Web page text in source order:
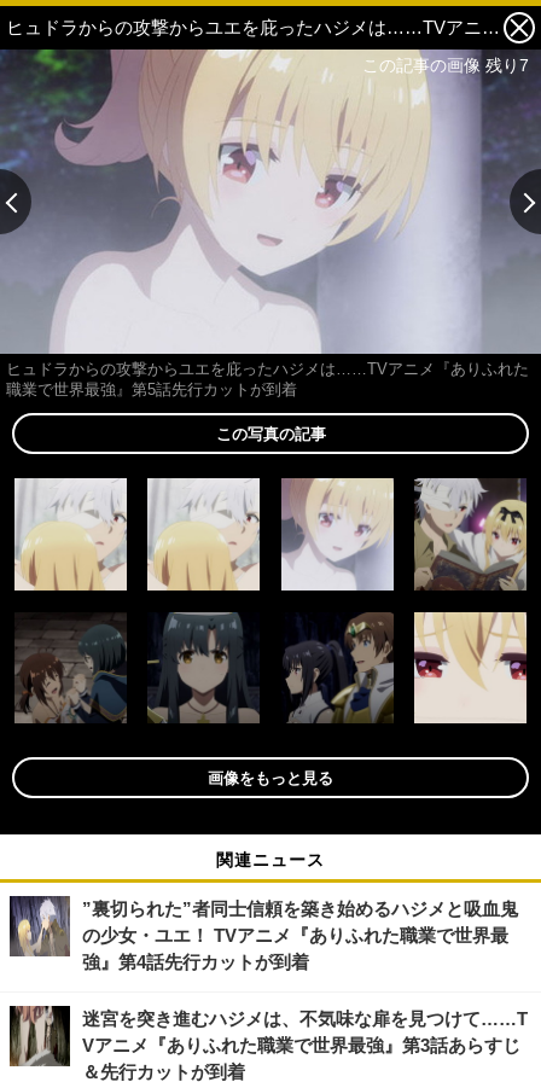
ヒュドラからの攻撃からユエを庇ったハジメは……TVアニメ『ありふれた職業で世界最強』第5話先行カットが到着 3枚目の写真・画像
ヒュドラからの攻撃からユエを庇ったハジメは……TVアニメ『ありふれた
職業で世界最強』第5話先行カットが到着
この写真の記事
画像をもっと見る
関連ニュース
”裏切られた”者同士信頼を築き始めるハジメと吸血鬼
の少女・ユエ！ TVアニメ『ありふれた職業で世界最
強』第4話先行カットが到着
迷宮を突き進むハジメは、不気味な扉を見つけて……T
Vアニメ『ありふれた職業で世界最強』第3話あらすじ
＆先行カットが到着
この記事の画像 残り7